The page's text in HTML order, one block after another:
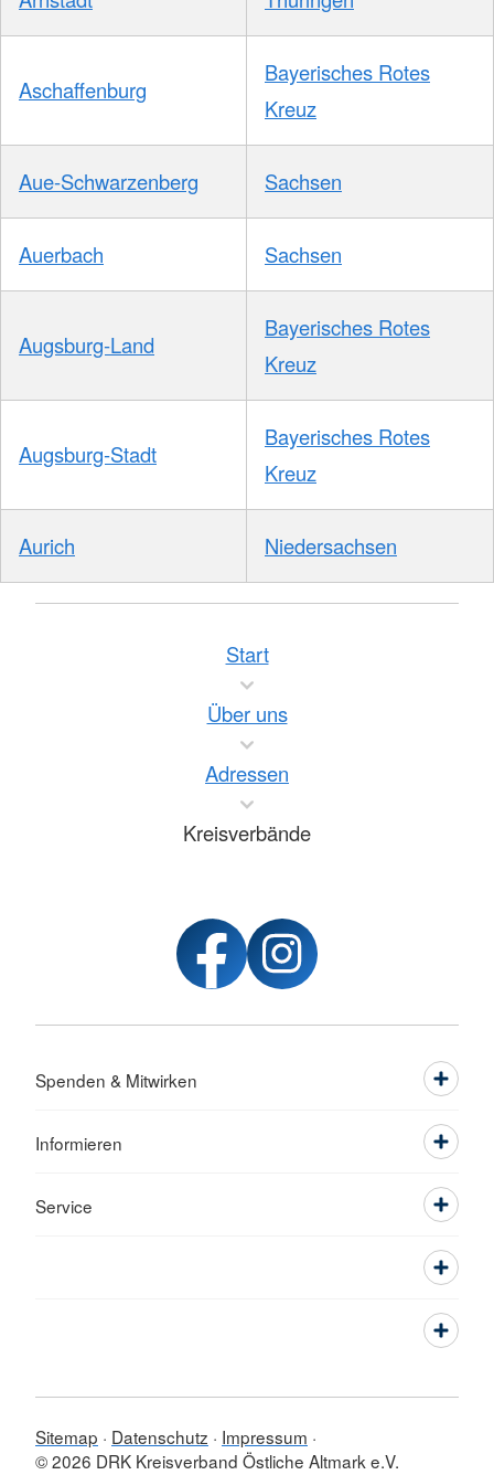
Aschaffenburg
Bayerisches Rotes
Kreuz
Aue-Schwarzenberg Sachsen
Auerbach Sachsen
Augsburg-Land
Bayerisches Rotes
Kreuz
Augsburg-Stadt
Bayerisches Rotes
Kreuz
Aurich Niedersachsen
Start
Über uns
Adressen
Kreisverbände
Spenden & Mitwirken
Informieren
Service
Sitemap Datenschutz
Impressum
© 2026 DRK Kreisverband Östliche Altmark e.V.